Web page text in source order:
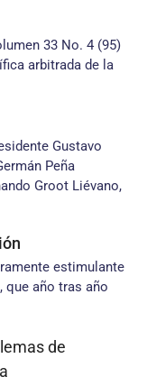
33 No. 4 (95)
arbitrada de la
Gustavo
Peña
Groot Liévano,
estimulante
que año tras año